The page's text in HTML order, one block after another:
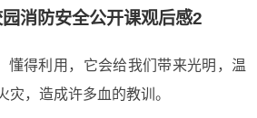
消防安全公开课观后感2
懂得利用，它会给我们带来光明，温
灾，造成许多血的教训。